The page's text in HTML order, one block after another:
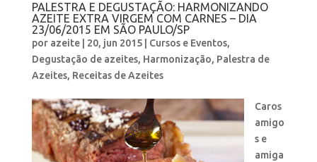
PALESTRA E DEGUSTAÇÃO: HARMONIZANDO
AZEITE EXTRA VIRGEM COM CARNES – DIA
23/06/2015 EM SÃO PAULO/SP
por azeite| 20, jun 2015| Cursos e Eventos,
Degustação de azeites, Harmonização, Palestra de
Azeites, Receitas de Azeites
Caros
amigo
s e
amiga